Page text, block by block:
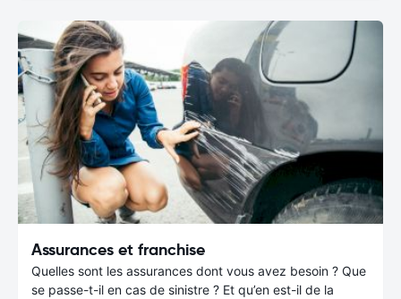
Assurances et franchise
Quelles sont les assurances dont vous avez besoin ? Que
se passe-t-il en cas de sinistre ? Et qu’en est-il de la